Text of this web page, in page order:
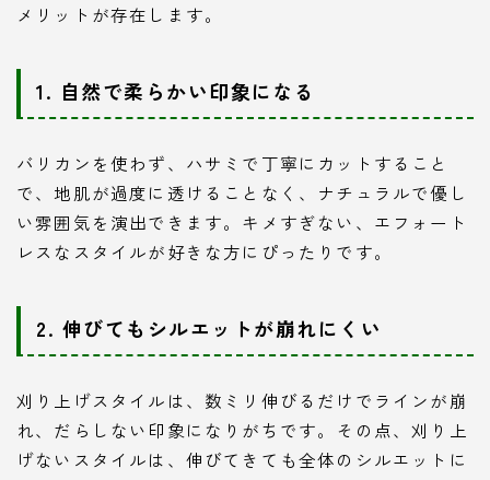
メリットが存在します。
1. 自然で柔らかい印象になる
バリカンを使わず、ハサミで丁寧にカットすること
で、地肌が過度に透けることなく、ナチュラルで優し
い雰囲気を演出できます。キメすぎない、エフォート
レスなスタイルが好きな方にぴったりです。
2. 伸びてもシルエットが崩れにくい
刈り上げスタイルは、数ミリ伸びるだけでラインが崩
れ、だらしない印象になりがちです。その点、刈り上
げないスタイルは、伸びてきても全体のシルエットに